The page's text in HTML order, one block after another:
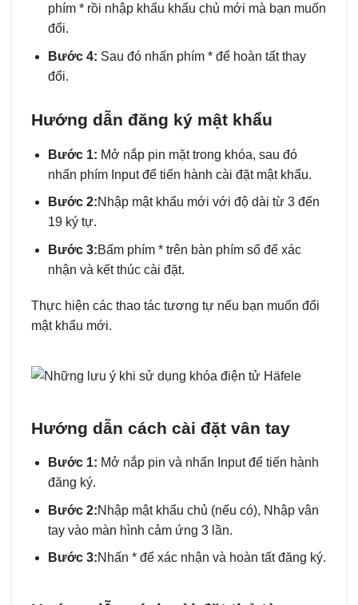
phím * rồi nhập khẩu khẩu chủ mới mà bạn muốn
đổi.
Bước 4: Sau đó nhấn phím * để hoàn tất thay
đổi.
Hướng dẫn đăng ký mật khẩu
Bước 1: Mở nắp pin mặt trong khóa, sau đó
nhấn phím Input để tiến hành cài đặt mật khẩu.
Bước 2:Nhập mật khẩu mới với độ dài từ 3 đến
19 ký tự.
Bước 3:Bấm phím * trên bàn phím số để xác
nhận và kết thúc cài đặt.
Thực hiện các thao tác tương tự nếu bạn muốn đổi
mật khẩu mới.
Hướng dẫn cách cài đặt vân tay
Bước 1: Mở nắp pin và nhấn Input để tiến hành
đăng ký.
Bước 2:Nhập mật khẩu chủ (nếu có), Nhập vân
tay vào màn hình cảm ứng 3 lần.
Bước 3:Nhấn * để xác nhận và hoàn tất đăng ký.